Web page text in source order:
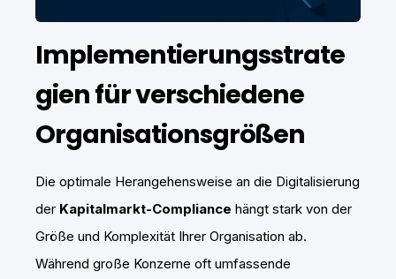
Implementierungsstrate
gien für verschiedene
Organisationsgrößen
Die optimale Herangehensweise an die Digitalisierung
der Kapitalmarkt-Compliance hängt stark von der
Größe und Komplexität Ihrer Organisation ab.
Während große Konzerne oft umfassende